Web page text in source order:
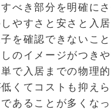
べき部分を明確に
やすさと安さと入
を確認できないこ
のイメージがつき
で入居までの物理
くてコストも抑え
あることが多くなっ